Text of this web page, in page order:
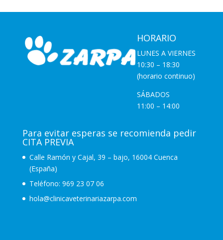
HORARIO
LUNES A VIERNES
10:30 – 18:30
(horario continuo)
SÁBADOS
11:00 – 14:00
Para evitar esperas se recomienda pedir
CITA PREVIA
Calle Ramón y Cajal, 39 – bajo, 16004 Cuenca
(España)
Teléfono: 969 23 07 06
hola@clinicaveterinariazarpa.com